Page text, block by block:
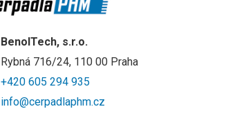
BenolTech, s.r.o.
Rybná 716/24, 110 00 Praha
+420 605 294 935
info@cerpadlaphm.cz